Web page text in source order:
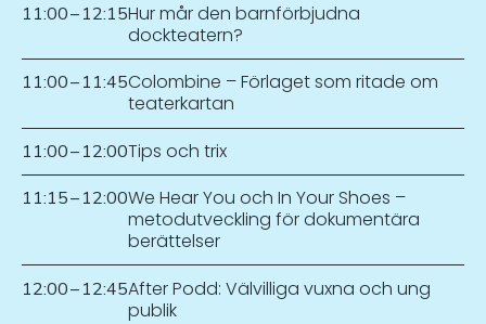
11:00–12:15Hur mår den barnförbjudna
dockteatern?
11:00–11:45Colombine – Förlaget som ritade om
teaterkartan
11:00–12:00Tips och trix
11:15–12:00We Hear You och In Your Shoes –
metodutveckling för dokumentära
berättelser
12:00–12:45After Podd: Välvilliga vuxna och ung
publik